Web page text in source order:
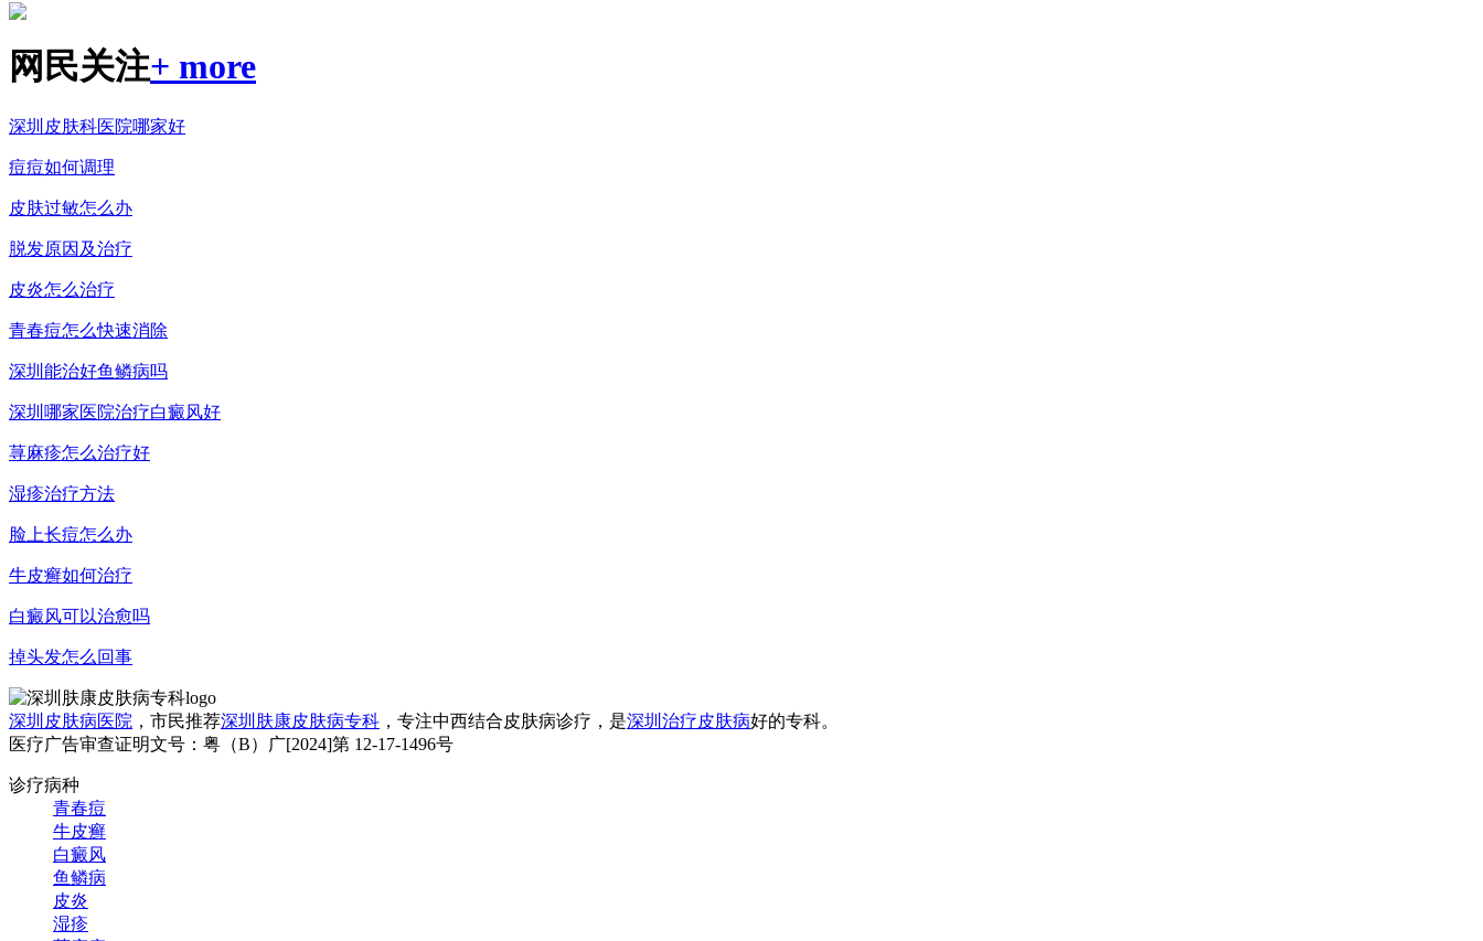
网民关注+ more
深圳皮肤科医院哪家好
痘痘如何调理
皮肤过敏怎么办
脱发原因及治疗
皮炎怎么治疗
青春痘怎么快速消除
深圳能治好鱼鳞病吗
深圳哪家医院治疗白癜风好
荨麻疹怎么治疗好
湿疹治疗方法
脸上长痘怎么办
牛皮癣如何治疗
白癜风可以治愈吗
掉头发怎么回事
深圳皮肤病医院 ，市民推荐深圳肤康皮肤病专科 ，专注中西结合皮肤病诊疗，是深圳治疗皮肤病好的专科。
医疗广告审查证明文号：粤（B）广[2024]第 12-17-1496号
诊疗病种
青春痘
牛皮癣
白癜风
鱼鳞病
皮炎
湿疹